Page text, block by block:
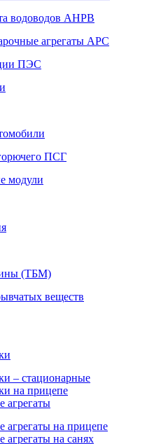
водоводов АНРВ
агрегаты АРС
ПЭС
ПСГ
модули
(ТБМ)
веществ
– стационарные
на прицепе
агрегаты
агрегаты на прицепе
на санях